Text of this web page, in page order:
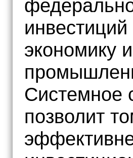
экономику
Системное
позволит